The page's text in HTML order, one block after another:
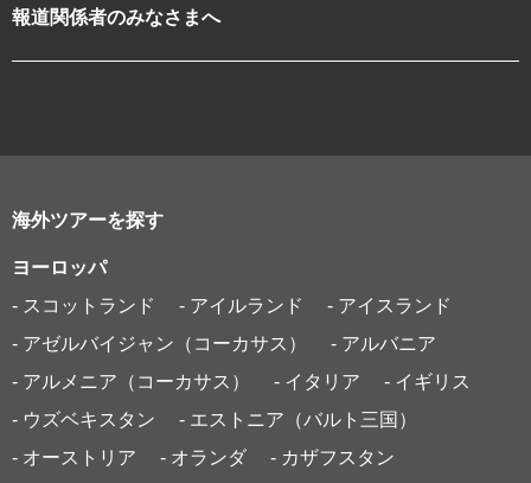
報道関係者のみなさまへ
海外ツアーを探す
ヨーロッパ
- スコットランド
- アイルランド
- アイスランド
- アゼルバイジャン（コーカサス）
- アルバニア
- アルメニア（コーカサス）
- イタリア
- イギリス
- ウズベキスタン
- エストニア（バルト三国）
- オーストリア
- オランダ
- カザフスタン